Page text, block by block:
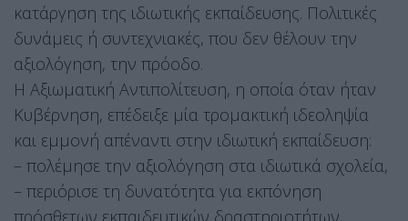
κατάργηση της ιδιωτικής εκπαίδευσης. Πολιτικές
δυνάμεις ή συντεχνιακές, που δεν θέλουν την
αξιολόγηση, την πρόοδο.
Η Αξιωματική Αντιπολίτευση, η οποία όταν ήταν
Κυβέρνηση, επέδειξε μία τρομακτική ιδεοληψία
και εμμονή απέναντι στην ιδιωτική εκπαίδευση:
– πολέμησε την αξιολόγηση στα ιδιωτικά σχολεία,
– περιόρισε τη δυνατότητα για εκπόνηση